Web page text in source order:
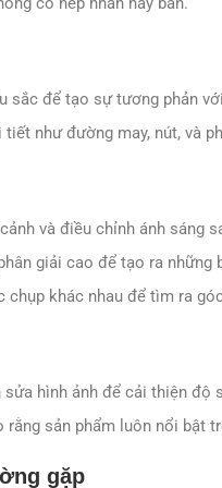
sắc để tạo sự tương phản
như đường may, nút, và
và điều chỉnh ánh sáng
giải cao để tạo ra những
chụp khác nhau để tìm ra
sửa hình ảnh để cải thiện độ
rằng sản phẩm luôn nổi bật
gặp